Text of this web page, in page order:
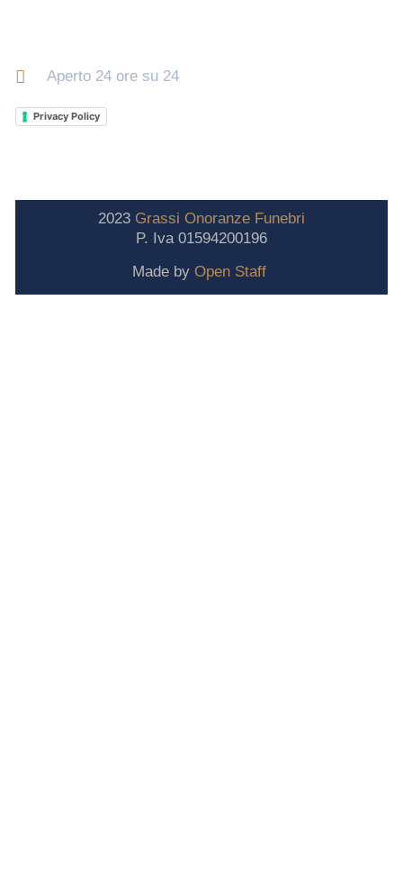
Aperto 24 ore su 24
Privacy Policy
2023 Grassi Onoranze Funebri
P. Iva 01594200196
Made by Open Staff